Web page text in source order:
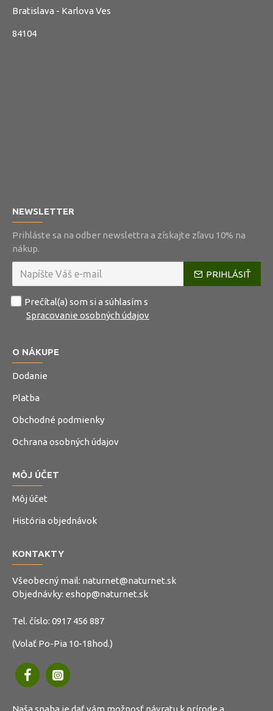
Bratislava - Karlova Ves
84104
NEWSLETTER
Prihláste sa na odber newslettra a získajte zľavu 10% na
nákup.
PRIHLÁSIŤ
Prečítal(a) som si a súhlasím s
Spracovanie osobných údajov
O NÁKUPE
Dodanie
Platba
Obchodné podmienky
Ochrana osobných údajov
MÔJ ÚČET
Môj účet
História objednávok
KONTAKTY
Všeobecný mail: naturnet@naturnet.sk
Objednávky: eshop@naturnet.sk
Tel. číslo: 0917 456 887
(Volať Po-Pia 10-18hod.)
Naša snaha je dať vám možnosť návratu k prírode a